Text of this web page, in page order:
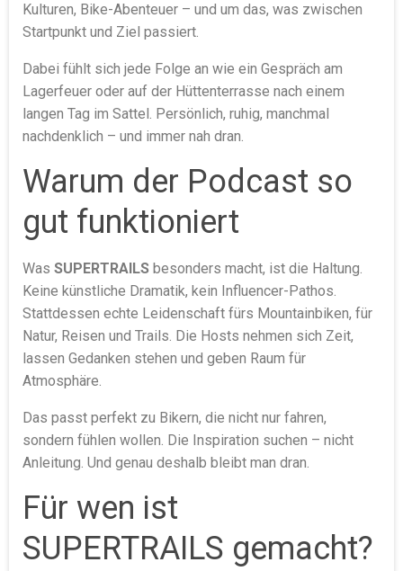
Kulturen, Bike-Abenteuer – und um das, was zwischen
Startpunkt und Ziel passiert.
Dabei fühlt sich jede Folge an wie ein Gespräch am
Lagerfeuer oder auf der Hüttenterrasse nach einem
langen Tag im Sattel. Persönlich, ruhig, manchmal
nachdenklich – und immer nah dran.
Warum der Podcast so
gut funktioniert
Was SUPERTRAILS besonders macht, ist die Haltung.
Keine künstliche Dramatik, kein Influencer-Pathos.
Stattdessen echte Leidenschaft fürs Mountainbiken, für
Natur, Reisen und Trails. Die Hosts nehmen sich Zeit,
lassen Gedanken stehen und geben Raum für
Atmosphäre.
Das passt perfekt zu Bikern, die nicht nur fahren,
sondern fühlen wollen. Die Inspiration suchen – nicht
Anleitung. Und genau deshalb bleibt man dran.
Für wen ist
SUPERTRAILS gemacht?